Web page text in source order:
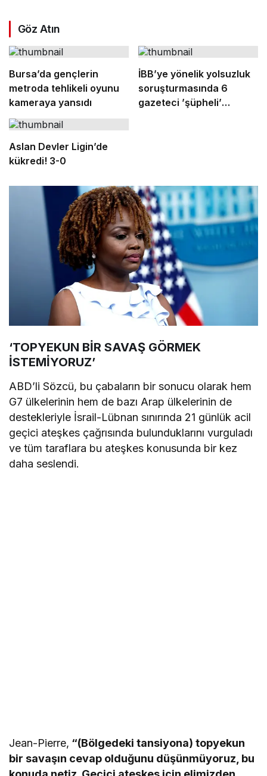
Göz Atın
Bursa’da gençlerin
metroda tehlikeli oyunu
kameraya yansıdı
İBB’ye yönelik yolsuzluk
soruşturmasında 6
gazeteci ’şüpheli’
Aslan Devler Ligin’de
kükredi! 3-0
‘TOPYEKUN BİR SAVAŞ GÖRMEK
İSTEMİYORUZ’
ABD’li Sözcü, bu çabaların bir sonucu olarak hem
G7 ülkelerinin hem de bazı Arap ülkelerinin de
destekleriyle İsrail-Lübnan sınırında 21 günlük acil
geçici ateşkes çağrısında bulunduklarını vurguladı
ve tüm taraflara bu ateşkes konusunda bir kez
daha seslendi.
Jean-Pierre, “(Bölgedeki tansiyona) topyekun
bir savaşın cevap olduğunu düşünmüyoruz, bu